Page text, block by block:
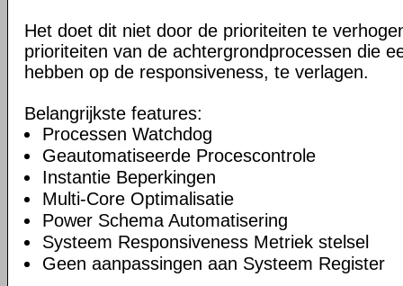
Het doet dit niet door de prioriteiten te
prioriteiten van de achtergrondprocessen die
hebben op de responsiveness, te verlagen.
Belangrijkste features:
Processen Watchdog
Geautomatiseerde Procescontrole
Instantie Beperkingen
Multi-Core Optimalisatie
Power Schema Automatisering
Systeem Responsiveness Metriek stelsel
Geen aanpassingen aan Systeem Register